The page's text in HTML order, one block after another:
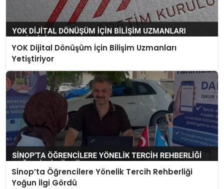
YOK Dijital Dönüşüm İçin Bilişim Uzmanları
Yetiştiriyor
Sinop’ta Öğrencilere Yönelik Tercih Rehberliği
Yoğun İlgi Gördü